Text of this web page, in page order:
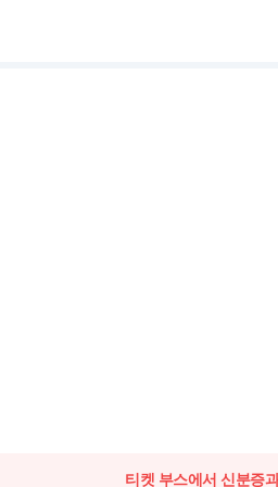
티켓 부스에서 신분증